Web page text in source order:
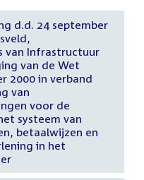
d.d. 24 september
van Infrastructuur
van de Wet
2000 in verband
van
voor de
systeem van
betaalwijzen en
in het